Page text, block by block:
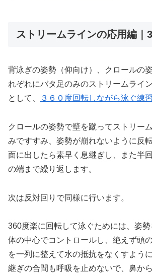
ストリームラインの応用編｜
背泳ぎの姿勢（仰向け）、クロールの
れぞれにバタ足のみのストリームライ
として、
３６０度回転しながら泳ぐ練習
クロールの姿勢で壁を蹴ってストリー
みですすみ、姿勢が崩れないように反
面に出したら素早く息継ぎし、また半
の端まで繰り返します。
次は反対回りで同様に行います。
360度楽に回転して泳ぐためには、姿
体の中心でコントロールし、絶えず頭
を一列に整えて水の抵抗をなくすよう
継ぎの合間も呼吸を止めないで、鼻か